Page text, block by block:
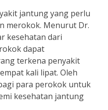
jantung yang perlu
merokok. Menurut Dr.
kesehatan dari
dapat
terkena penyakit
kali lipat. Oleh
para perokok untuk
kesehatan jantung